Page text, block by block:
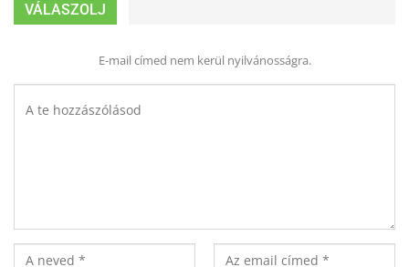
VÁLASZOLJ
E-mail címed nem kerül nyilvánosságra.